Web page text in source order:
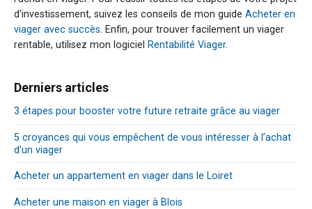
d'investissement, suivez les conseils de mon guide Acheter en
viager avec succès . Enfin, pour trouver facilement un viager
rentable, utilisez mon logiciel
Rentabilité Viager.
Derniers articles
3 étapes pour booster votre future retraite grâce au viager
5 croyances qui vous empêchent de vous intéresser à l’achat
d’un viager
Acheter un appartement en viager dans le Loiret
Acheter une maison en viager à Blois